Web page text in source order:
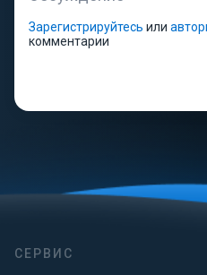
Зарегистрируйтесь или
комментарии
СЕРВИС